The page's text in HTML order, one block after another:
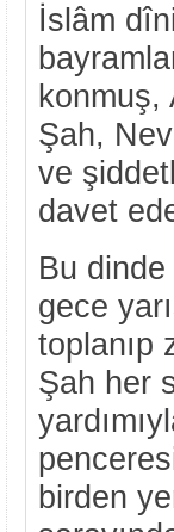
İslâm
konmuş,
Şah,
ve
davet
Bu
gece
toplanıp
Şah her
birden